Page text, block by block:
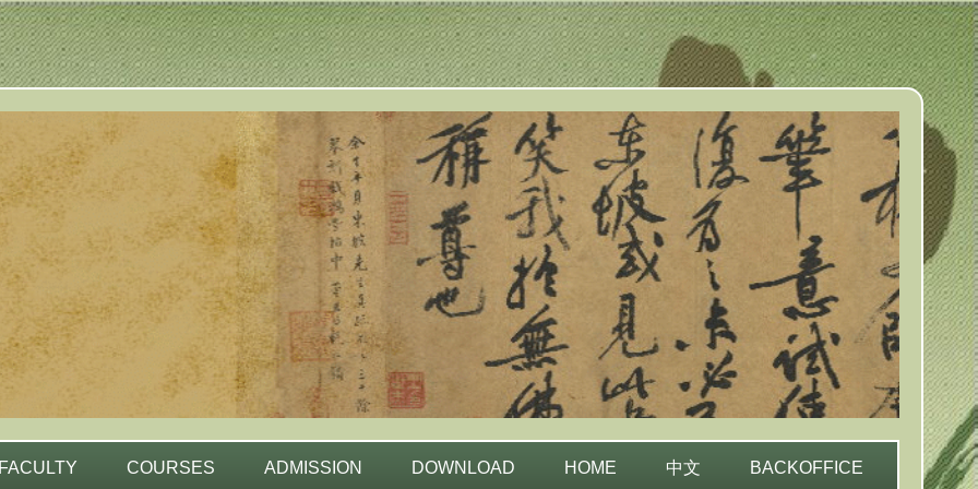
FACULTY COURSES ADMISSION DOWNLOAD HOME 中文 BACKOFFICE